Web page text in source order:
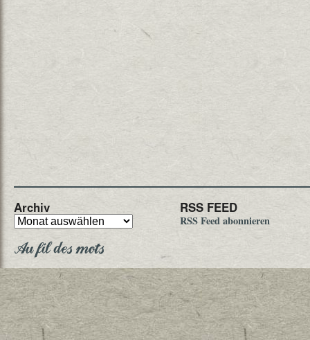
Archiv RSS FEED
RSS Feed abonnieren
Au fil des mots